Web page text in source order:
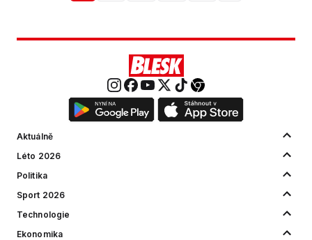
Aktuálně
Léto 2026
Politika
Sport 2026
Technologie
Ekonomika